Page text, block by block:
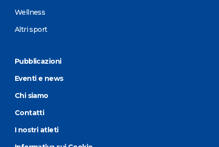
Wellness
Altri sport
Pubblicazioni
Eventi e news
Chi siamo
Contatti
I nostri atleti